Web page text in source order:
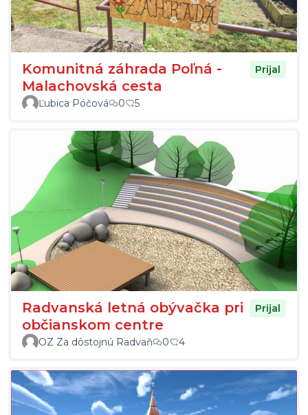
Komunitná záhrada Poľná -
Malachovská cesta
Prijal
Ľubica Póčová 0 5
Radvanská letná obývačka pri
občianskom centre
Prijal
OZ Za dôstojnú Radvaň 0 4